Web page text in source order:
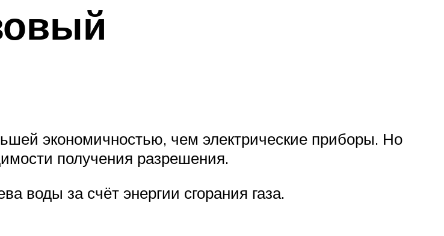
экономичностью, чем электрические приборы. Но
получения разрешения.
воды за счёт энергии сгорания газа.